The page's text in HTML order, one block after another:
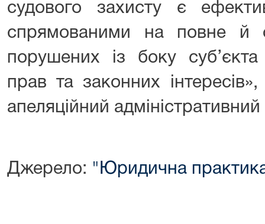
судового захисту є
спрямованими на повне й
порушених із боку
прав та законних
апеляційний адміністративний
Джерело: "Юридична